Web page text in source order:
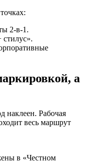
2-в-1.
а
наклеен. Рабочая
весь маршрут
в «Честном